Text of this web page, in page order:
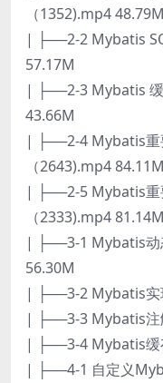
（1352).mp4 48.79M
| ├──2-2 Mybatis
57.17M
| ├──2-3 Mybatis
43.66M
| ├──2-4 Mybatis重
（2643).mp4 84.11M
| ├──2-5 Mybatis重
（2333).mp4 81.14M
| ├──3-1 Mybatis动
56.30M
| ├──3-2 Mybatis实
| ├──3-3 Mybatis注
| ├──3-4 Mybatis缓
| ├──4-1 自定义